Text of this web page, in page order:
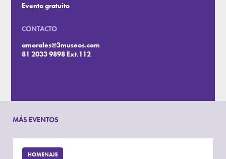
Evento gratuito
CONTACTO
amorales@3museos.com
81 2033 9898 Ext.112
MÁS EVENTOS
HOMENAJE